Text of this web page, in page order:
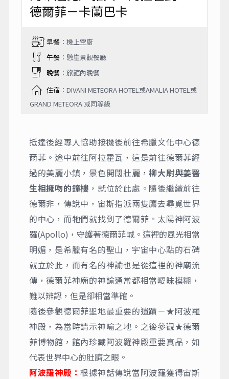
德爾菲－卡蘭巴卡
早餐：機上空廚
午餐：懸崖景觀餐廳
晚餐：旅館內晚餐
住宿 ：DIVANI METEORA HOTEL或AMALIA HOTEL或
GRAND METEORA 或同等級
抵達後經專人協助接機後前往希臘文化中心德
爾菲。途中前往阿拉霍瓦，這是前往德爾菲經
過的美麗小鎮，景色開闊壯麗，柳大尉與姜醫
生相擁吻的鐘樓 ，就位於此處。隨後繼續前往
德爾非，傳說中，宙斯指派兩隻鷹去尋覓世界
的中心，而牠們就找到了德爾菲。太陽神阿波
羅(Apollo)，守護著德爾菲城。這裡的風光相當
明媚，是希臘有名的聖山，宇宙中心點的石碑
就立於此，而有名的神諭也是從這裡的神廟流
傳，德爾菲神廟的神諭通常都相當曖昧模糊，
難以辨認，但是卻相當準確。
隨後參觀德爾菲聖地最重要的遺蹟－★阿波羅
神殿，為當時請示神喻之地。之後參觀★德爾
菲博物館，館內珍藏阿波羅神殿重要真品，如
代表世界中心的肚臍之眼。
阿波羅神殿：根據神話傳說當阿波羅獲得宙斯